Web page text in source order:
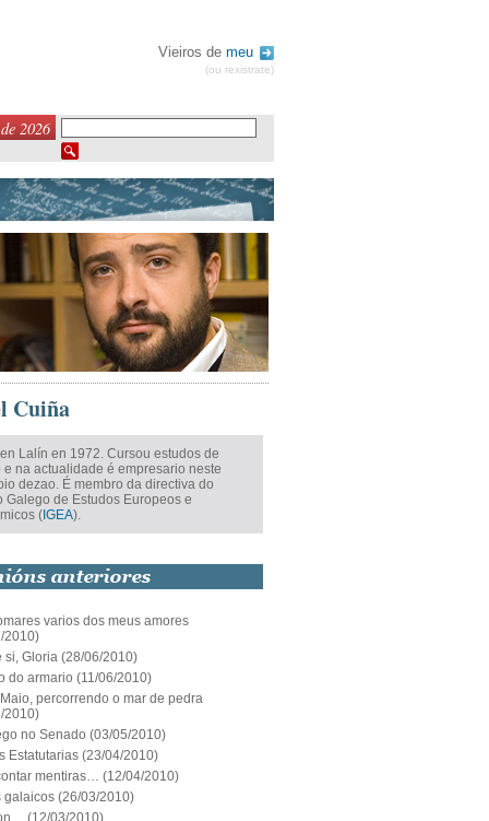
Vieiros de meu
(ou rexistrate)
2026
Cuiña
Lalín en 1972. Cursou estudos de
e na actualidade é empresario neste
dezao. É membro da directiva do
Galego de Estudos Europeos e
( IGEA).
varios dos meus amores
2010)
si, Gloria (28/06/2010)
do armario (11/06/2010)
percorrendo o mar de pedra
2010)
no Senado (03/05/2010)
Estatutarias (23/04/2010)
mentiras… (12/04/2010)
galaicos (26/03/2010)
(12/03/2010)